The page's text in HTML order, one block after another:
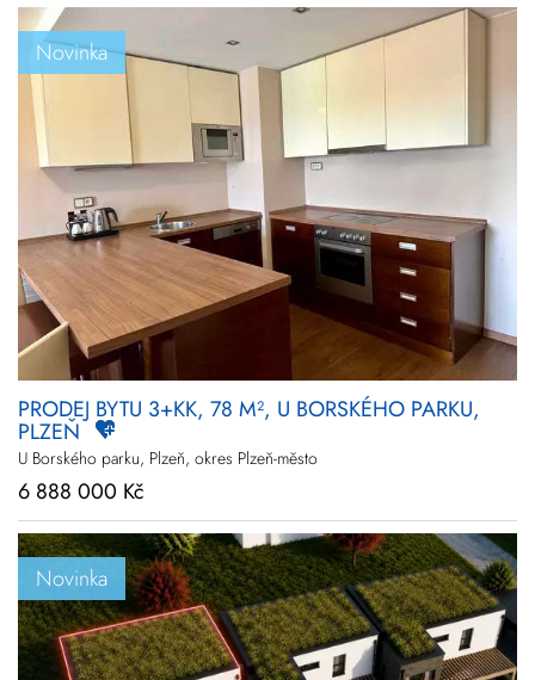
Novinka
PRODEJ BYTU 3+KK, 78 M², U BORSKÉHO PARKU,
PLZEŇ
U Borského parku, Plzeň, okres Plzeň-město
6 888 000 Kč
Novinka